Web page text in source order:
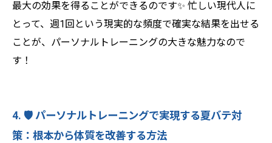
最大の効果を得ることができるのです✨ 忙しい現代人に
とって、週1回という現実的な頻度で確実な結果を出せる
ことが、パーソナルトレーニングの大きな魅力なので
す！
4. 🛡️ パーソナルトレーニングで実現する夏バテ対
策：根本から体質を改善する方法